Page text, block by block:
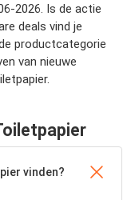
2026. Is de actie
deals vind je
productcategorie
van nieuwe
vinden?